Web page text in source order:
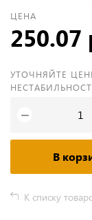
ЦЕНА
250.07
УТОЧНЯЙТЕ
−
В
К списку